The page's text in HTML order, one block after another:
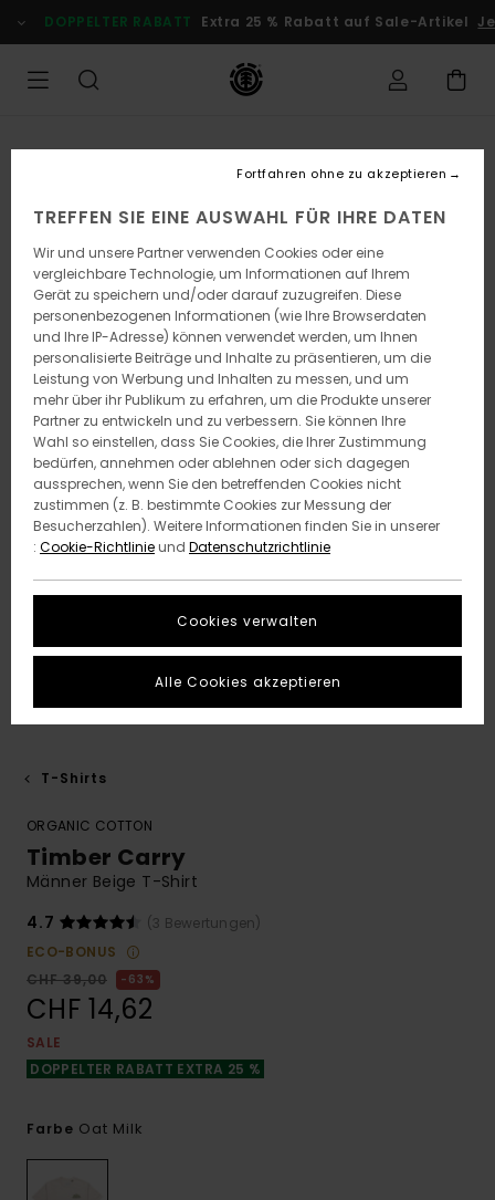
zur
Produktinformation
DOPPELTER RABATT Extra 25 % Rabatt auf Sale-Artikel
T-Shirts
ORGANIC COTTON
Timber Carry
Männer Beige T-Shirt
4.7
(3 Bewertungen)
ECO-BONUS
CHF 39,00
63%
CHF 14,62
SALE
DOPPELTER RABATT EXTRA 25 %
Farbe Oat Milk
TREFFEN SIE EINE AUSWAHL FÜR IHRE DATEN
Wir und unsere Partner verwenden Cookies oder eine
vergleichbare Technologie, um Informationen auf Ihrem
Gerät zu speichern und/oder darauf zuzugreifen. Diese
personenbezogenen Informationen (wie Ihre Browserdaten
und Ihre IP-Adresse) können verwendet werden, um Ihnen
personalisierte Beiträge und Inhalte zu präsentieren, um die
Leistung von Werbung und Inhalten zu messen, und um
mehr über ihr Publikum zu erfahren, um die Produkte unserer
Partner zu entwickeln und zu verbessern. Sie können Ihre
Wahl so einstellen, dass Sie Cookies, die Ihrer Zustimmung
bedürfen, annehmen oder ablehnen oder sich dagegen
aussprechen, wenn Sie den betreffenden Cookies nicht
zustimmen (z. B. bestimmte Cookies zur Messung der
Besucherzahlen). Weitere Informationen finden Sie in unserer
: Cookie-Richtlinieund Datenschutzrichtlinie
Cookies verwalten
Fortfahren ohne zu akzeptieren
Alle Cookies akzeptieren